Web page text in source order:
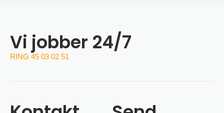
Vi jobber 24/7
RING 45 03 02 51